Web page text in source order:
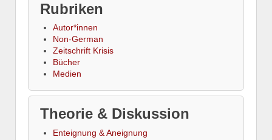
Rubriken
Autor*innen
Non-German
Zeitschrift Krisis
Bücher
Medien
Theorie & Diskussion
Enteignung & Aneignung